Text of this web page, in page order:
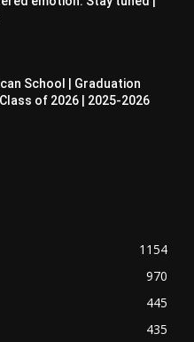
2026
School | Graduation
of 2026 | 2025-2026
1154
970
445
435